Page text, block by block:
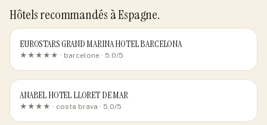
Hôtels recommandés à Espagne.
EUROSTARS GRAND MARINA HOTEL BARCELONA
★★★★★ · barcelone · 5.0/5
ANABEL HOTEL LLORET DE MAR
★★★★ · costa brava · 5.0/5